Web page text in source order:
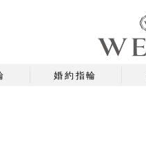
婚約指輪